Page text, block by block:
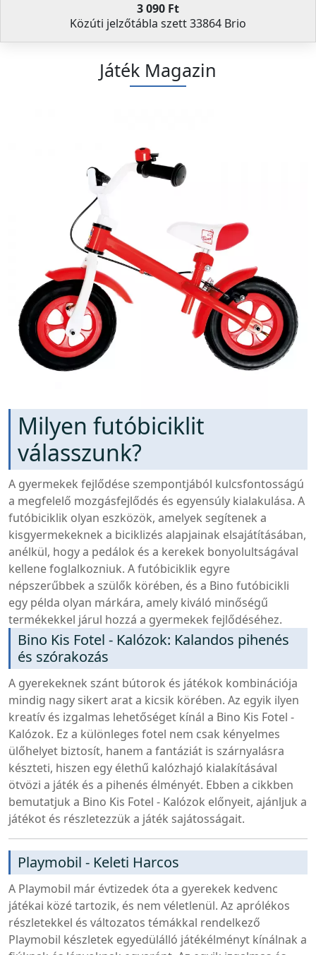
3 090 Ft
Közúti jelzőtábla szett 33864 Brio
Játék Magazin
Milyen futóbiciklit
válasszunk?
A gyermekek fejlődése szempontjából kulcsfontosságú
a megfelelő mozgásfejlődés és egyensúly kialakulása. A
futóbiciklik olyan eszközök, amelyek segítenek a
kisgyermekeknek a biciklizés alapjainak elsajátításában,
anélkül, hogy a pedálok és a kerekek bonyolultságával
kellene foglalkozniuk. A futóbiciklik egyre
népszerűbbek a szülők körében, és a Bino futóbicikli
egy példa olyan márkára, amely kiváló minőségű
termékekkel járul hozzá a gyermekek fejlődéséhez.
Bino Kis Fotel - Kalózok: Kalandos pihenés
és szórakozás
A gyerekeknek szánt bútorok és játékok kombinációja
mindig nagy sikert arat a kicsik körében. Az egyik ilyen
kreatív és izgalmas lehetőséget kínál a Bino Kis Fotel -
Kalózok. Ez a különleges fotel nem csak kényelmes
ülőhelyet biztosít, hanem a fantáziát is szárnyalásra
készteti, hiszen egy élethű kalózhajó kialakításával
ötvözi a játék és a pihenés élményét. Ebben a cikkben
bemutatjuk a Bino Kis Fotel - Kalózok előnyeit, ajánljuk a
játékot és részletezzük a játék sajátosságait.
Playmobil - Keleti Harcos
A Playmobil már évtizedek óta a gyerekek kedvenc
játékai közé tartozik, és nem véletlenül. Az aprólékos
részletekkel és változatos témákkal rendelkező
Playmobil készletek egyedülálló játékélményt kínálnak a